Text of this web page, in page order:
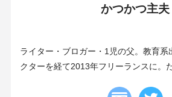
かつかつ主夫
ライター・ブロガー・1児の父。教育系
クターを経て2013年フリーランスに。